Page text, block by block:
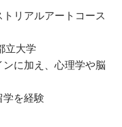
リアルアートコース
立大学
に加え、心理学や脳
学を経験